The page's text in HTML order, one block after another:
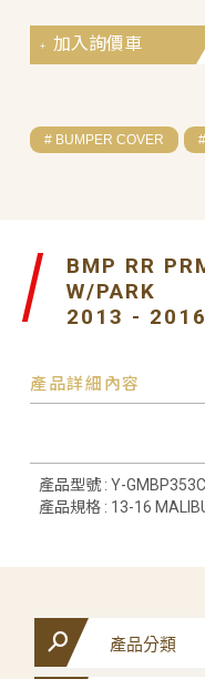
加入詢價車
# BUMPER COVER
BMP RR
W/PARK
2013 - 2016
產品詳細內容
產品型號 : Y-
產品規格 : 13-16